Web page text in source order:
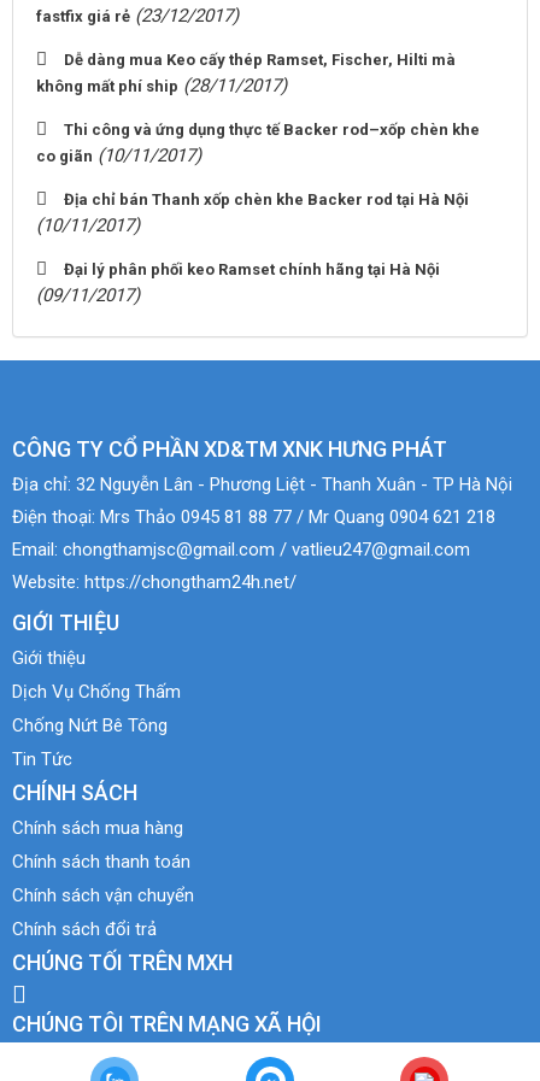
fastfix giá rẻ (23/12/2017)
Dễ dàng mua Keo cấy thép Ramset, Fischer, Hilti mà
không mất phí ship (28/11/2017)
Thi công và ứng dụng thực tế Backer rod–xốp chèn khe
co giãn (10/11/2017)
Địa chỉ bán Thanh xốp chèn khe Backer rod tại Hà Nội
(10/11/2017)
Đại lý phân phối keo Ramset chính hãng tại Hà Nội
(09/11/2017)
CÔNG TY CỔ PHẦN XD&TM XNK HƯNG PHÁT
Địa chỉ: 32 Nguyễn Lân - Phương Liệt - Thanh Xuân - TP Hà Nội
Điện thoại: Mrs Thảo 0945 81 88 77 / Mr Quang 0904 621 218
Email: chongthamjsc@gmail.com / vatlieu247@gmail.com
Website: https://chongtham24h.net/
GIỚI THIỆU
Giới thiệu
Dịch Vụ Chống Thấm
Chống Nứt Bê Tông
Tin Tức
CHÍNH SÁCH
Chính sách mua hàng
Chính sách thanh toán
Chính sách vận chuyển
Chính sách đổi trả
CHÚNG TỐI TRÊN MXH
CHÚNG TÔI TRÊN MẠNG XÃ HỘI